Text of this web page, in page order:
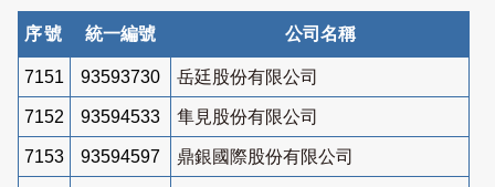
序號 統一編號 公司名稱
7151 93593730 岳廷股份有限公司
7152 93594533 隼見股份有限公司
7153 93594597 鼎銀國際股份有限公司